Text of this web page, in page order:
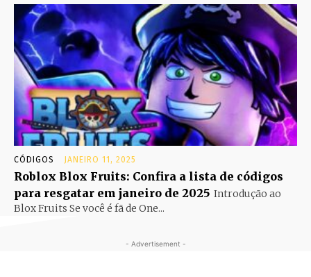
CÓDIGOS JANEIRO 11, 2025
Roblox Blox Fruits: Confira a lista de códigos
para resgatar em janeiro de 2025 Introdução ao
Blox Fruits Se você é fã de One...
- Advertisement -